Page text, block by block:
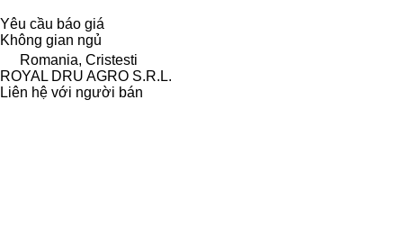
Yêu cầu báo giá
Không gian ngủ
Romania, Cristesti
ROYAL DRU AGRO S.R.L.
Liên hệ với người bán